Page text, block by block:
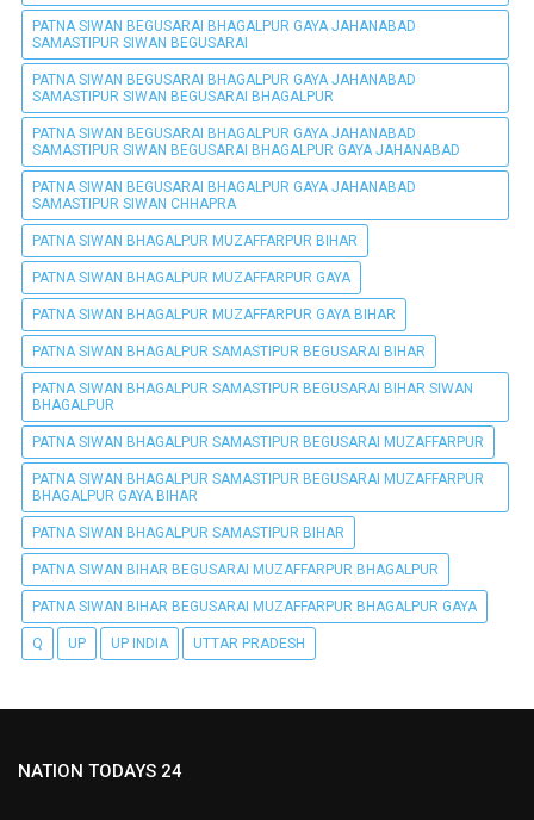
PATNA SIWAN BEGUSARAI BHAGALPUR GAYA JAHANABAD
SAMASTIPUR SIWAN BEGUSARAI
PATNA SIWAN BEGUSARAI BHAGALPUR GAYA JAHANABAD
SAMASTIPUR SIWAN BEGUSARAI BHAGALPUR
PATNA SIWAN BEGUSARAI BHAGALPUR GAYA JAHANABAD
SAMASTIPUR SIWAN BEGUSARAI BHAGALPUR GAYA JAHANABAD
PATNA SIWAN BEGUSARAI BHAGALPUR GAYA JAHANABAD
SAMASTIPUR SIWAN CHHAPRA
PATNA SIWAN BHAGALPUR MUZAFFARPUR BIHAR
PATNA SIWAN BHAGALPUR MUZAFFARPUR GAYA
PATNA SIWAN BHAGALPUR MUZAFFARPUR GAYA BIHAR
PATNA SIWAN BHAGALPUR SAMASTIPUR BEGUSARAI BIHAR
PATNA SIWAN BHAGALPUR SAMASTIPUR BEGUSARAI BIHAR SIWAN
BHAGALPUR
PATNA SIWAN BHAGALPUR SAMASTIPUR BEGUSARAI MUZAFFARPUR
PATNA SIWAN BHAGALPUR SAMASTIPUR BEGUSARAI MUZAFFARPUR
BHAGALPUR GAYA BIHAR
PATNA SIWAN BHAGALPUR SAMASTIPUR BIHAR
PATNA SIWAN BIHAR BEGUSARAI MUZAFFARPUR BHAGALPUR
PATNA SIWAN BIHAR BEGUSARAI MUZAFFARPUR BHAGALPUR GAYA
Q UP UP INDIA UTTAR PRADESH
NATION TODAYS 24